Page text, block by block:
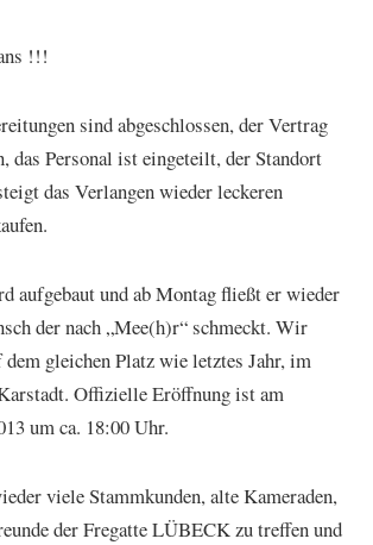
!!!
sind abgeschlossen, der Vertrag
das Personal ist eingeteilt, der Standort
das Verlangen wieder leckeren
aufgebaut und ab Montag fließt er wieder
der nach „Mee(h)r“ schmeckt. Wir
dem gleichen Platz wie letztes Jahr, im
Offizielle Eröffnung ist am
um ca. 18:00 Uhr.
viele Stammkunden, alte Kameraden,
der Fregatte LÜBECK zu treffen und